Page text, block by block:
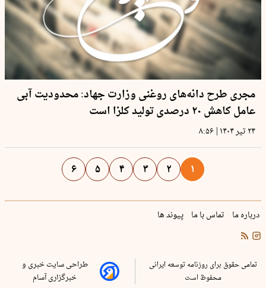
مجری طرح دانه‌های روغنی وزارت جهاد: محدودیت آبی
عامل کاهش ۲۰ درصدی تولید کلزا است
۲۴ تیر ۱۴۰۴ | ۸:۵۶
۱ ۲ ۳ ۴ ۵ ۶
درباره ما تماس با ما پیوند ها
تمامی حقوق برای روزنامه توسعه ایرانی
محفوظ است
طراحی سایت خبری و
خبرگزاری آسام